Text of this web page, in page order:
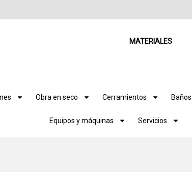
MATERIALES
Obra en seco Cerramientos Baños
Equipos y máquinas Servicios